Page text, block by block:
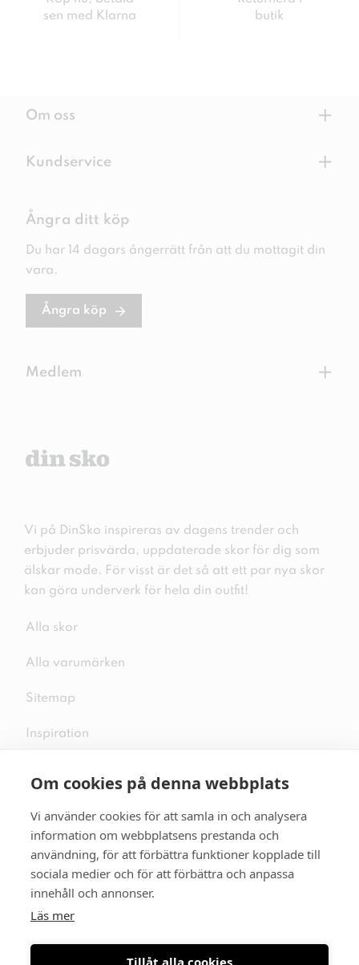
Om cookies på denna webbplats
Vi använder cookies för att samla in och analysera
information om webbplatsens prestanda och
användning, för att förbättra funktioner kopplade till
sociala medier och för att förbättra och anpassa
innehåll och annonser.
Läs mer
Tillåt alla cookies
sen med Klarna
butik
Om oss +
Kundservice +
Ångra ditt köp
Du har 14 dagars ångerrätt från att du mottagit din
vara.
Ångra köp
Medlem +
Vi på DinSko inspireras av dagens trender och
erbjuder prisvärda, uppdaterade skor för dig som
älskar mode. För visst är det så att ett par nya skor
kan göra underverk för hela din outfit!
Alla skor
Alla varumärken
Sitemap
Inspiration
Se mer skor: skopunkten.se